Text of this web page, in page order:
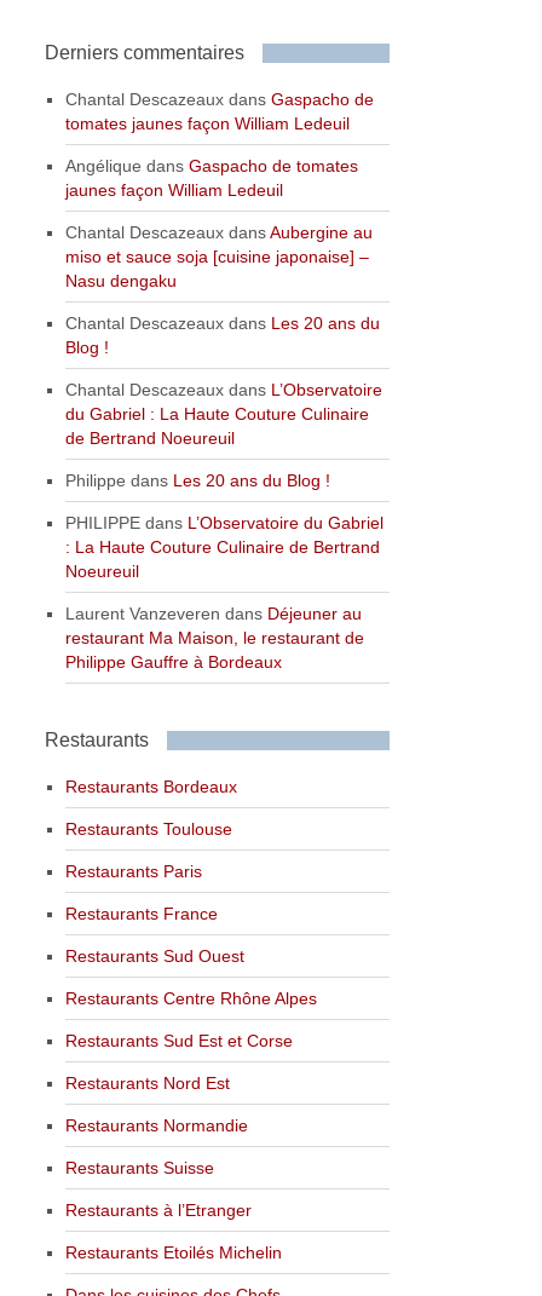
Derniers commentaires
Chantal Descazeaux dansGaspacho de
tomates jaunes façon William Ledeuil
Angélique dansGaspacho de tomates
jaunes façon William Ledeuil
Chantal Descazeaux dansAubergine au
miso et sauce soja [cuisine japonaise] –
Nasu dengaku
Chantal Descazeaux dans Les 20 ans du
Blog !
Chantal Descazeaux dans L’Observatoire
du Gabriel : La Haute Couture Culinaire
de Bertrand Noeureuil
Philippe dans Les 20 ans du Blog !
PHILIPPE dans L’Observatoire du Gabriel
: La Haute Couture Culinaire de Bertrand
Noeureuil
Laurent Vanzeveren dans Déjeuner au
restaurant Ma Maison, le restaurant de
Philippe Gauffre à Bordeaux
Restaurants
Restaurants Bordeaux
Restaurants Toulouse
Restaurants Paris
Restaurants France
Restaurants Sud Ouest
Restaurants Centre Rhône Alpes
Restaurants Sud Est et Corse
Restaurants Nord Est
Restaurants Normandie
Restaurants Suisse
Restaurants à l’Etranger
Restaurants Etoilés Michelin